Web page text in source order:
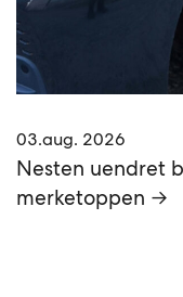
03.aug. 2026
Nesten uendret
merketoppen →